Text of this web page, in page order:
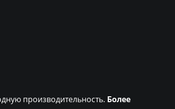
производительность. Более